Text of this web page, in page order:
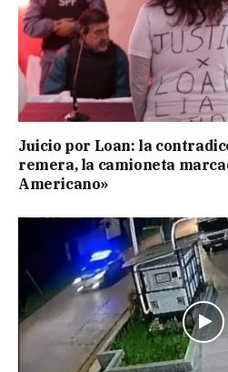
Juicio por Loan: la
remera, la camioneta
Americano»